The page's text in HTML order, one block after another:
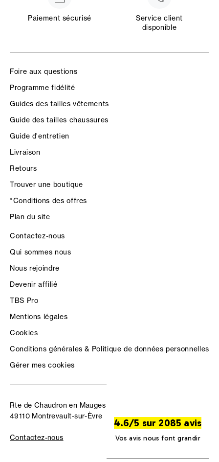
Paiement sécurisé
Service client
disponible
Foire aux questions
Programme fidélité
Guides des tailles vêtements
Guide des tailles chaussures
Guide d'entretien
Livraison
Retours
Trouver une boutique
*Conditions des offres
Plan du site
Contactez-nous
Qui sommes nous
Nous rejoindre
Devenir affilié
TBS Pro
Mentions légales
Cookies
Conditions générales & Politique de données personnelles
Gérer mes cookies
Rte de Chaudron en Mauges
49110 Montrevault-sur-Èvre
Contactez-nous
4.6/5 sur 2085 avis
Vos avis nous font grandir